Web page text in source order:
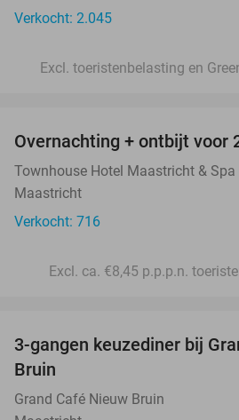
Verkocht: 2.045
Excl. toeristenbelasting en
Overnachting + ontbijt voor
Townhouse Hotel Maastricht & Spa
Maastricht
Verkocht: 716
Excl. ca. €8,45 p.p.p.n.
3-gangen keuzediner bij
Bruin
Grand Café Nieuw Bruin